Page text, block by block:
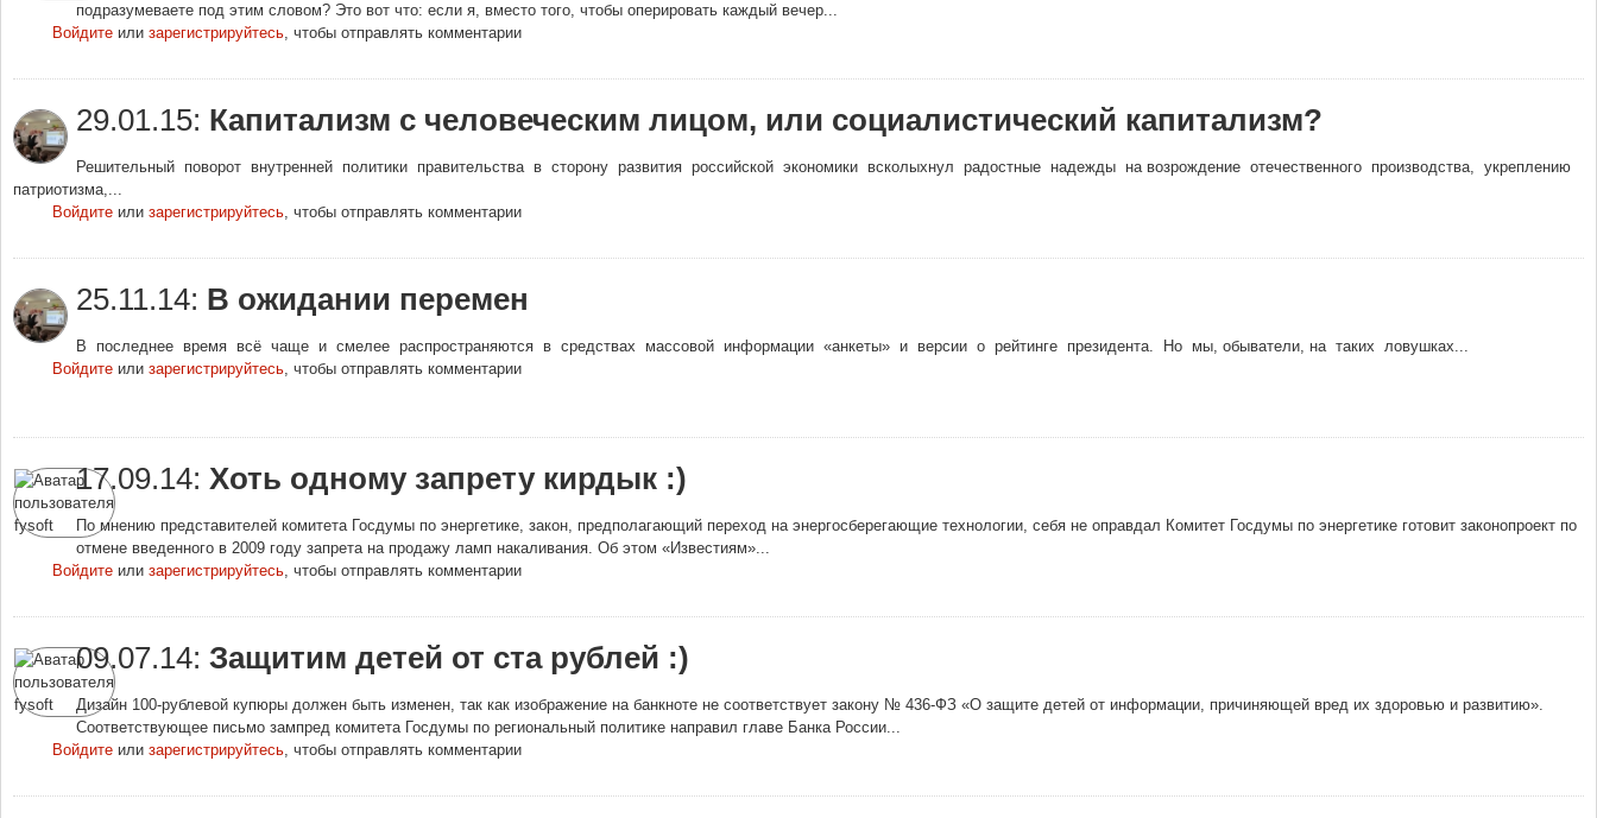
подразумеваете под этим словом? Это вот что: если я, вместо того, чтобы оперировать каждый вечер...
Войдитеили зарегистрируйтесь, чтобы отправлять комментарии
29.01.15: Капитализм с человеческим лицом, или социалистический капитализм?
Решительный поворот внутренней политики правительства в сторону развития российской экономики всколыхнул радостные надежды на возрождение отечественного производства, укреплению
патриотизма,...
Войдитеили зарегистрируйтесь, чтобы отправлять комментарии
25.11.14: В ожидании перемен
В последнее время всё чаще и смелее распространяются в средствах массовой информации «анкеты» и версии о рейтинге президента. Но мы, обыватели, на таких ловушках...
Войдитеили зарегистрируйтесь, чтобы отправлять комментарии
17.09.14: Хоть одному запрету кирдык :)
По мнению представителей комитета Госдумы по энергетике, закон, предполагающий переход на энергосберегающие технологии, себя не оправдал Комитет Госдумы по энергетике готовит законопроект по
отмене введенного в 2009 году запрета на продажу ламп накаливания. Об этом «Известиям»...
Войдитеили зарегистрируйтесь, чтобы отправлять комментарии
09.07.14: Защитим детей от ста рублей :)
Дизайн 100-рублевой купюры должен быть изменен, так как изображение на банкноте не соответствует закону № 436-ФЗ «О защите детей от информации, причиняющей вред их здоровью и развитию».
Соответствующее письмо зампред комитета Госдумы по региональный политике направил главе Банка России...
Войдитеили зарегистрируйтесь, чтобы отправлять комментарии